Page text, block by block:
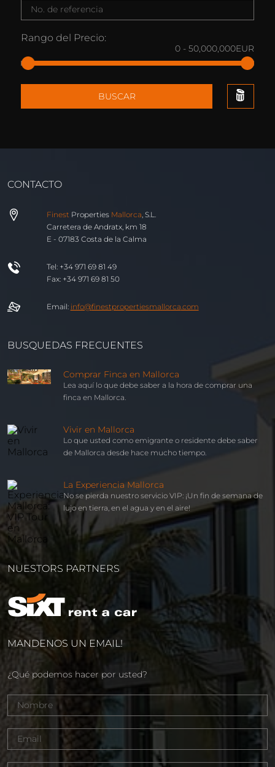
Rango del Precio:
0- 50,000,000EUR
BUSCAR
CONTACTO
Finest Properties Mallorca , S.L.
Carretera de Andratx, km 18
E - 07183 Costa de la Calma
Tel: +34 971 69 81 49
Fax: +34 971 69 81 50
Email: info@finestpropertiesmallorca .com
BUSQUEDAS FRECUENTES
Comprar Finca en Mallorca
Lea aquí lo que debe saber a la hora de comprar una
finca en Mallorca.
Vivir en Mallorca
Lo que usted como emigrante o residente debe saber
de Mallorca desde hace mucho tiempo.
La Experiencia Mallorca
No se pierda nuestro servicio VIP: ¡Un fin de semana de
lujo en tierra, en el agua y en el aire!
NUESTORS PARTNERS
MANDENOS UN EMAIL!
¿Qué podemos hacer por usted?